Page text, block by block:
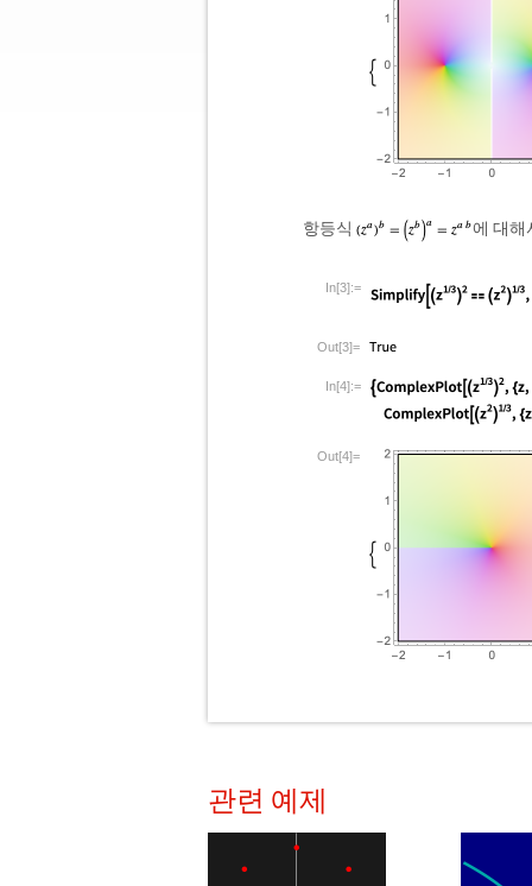
항등식 에 대해
In[3]:=
Out[3]=
In[4]:=
Out[4]=
관련 예제